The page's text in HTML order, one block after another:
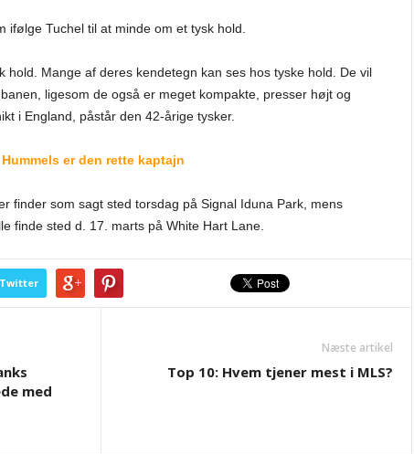
ifølge Tuchel til at minde om et tysk hold.
hold. Mange af deres kendetegn kan ses hos tyske hold. De vil
ligesom de også er meget kompakte, presser højt og
i England, påstår den 42-årige tysker.
er den rette kaptajn
finder som sagt sted torsdag på Signal Iduna Park, mens
finde sted d. 17. marts på White Hart Lane.
Twitter
med
Næste artikel
Top 10: Hvem tjener mest i MLS?